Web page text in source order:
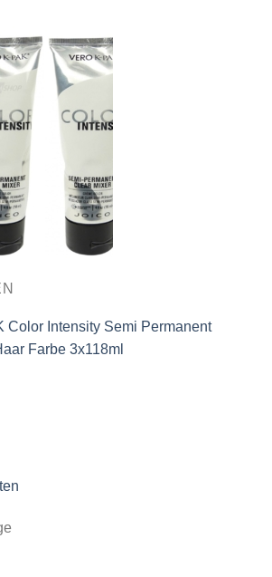
Color Intensity Semi Permanent
Farbe 3x118ml